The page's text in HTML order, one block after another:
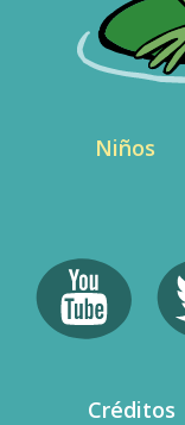
Niños
Créditos